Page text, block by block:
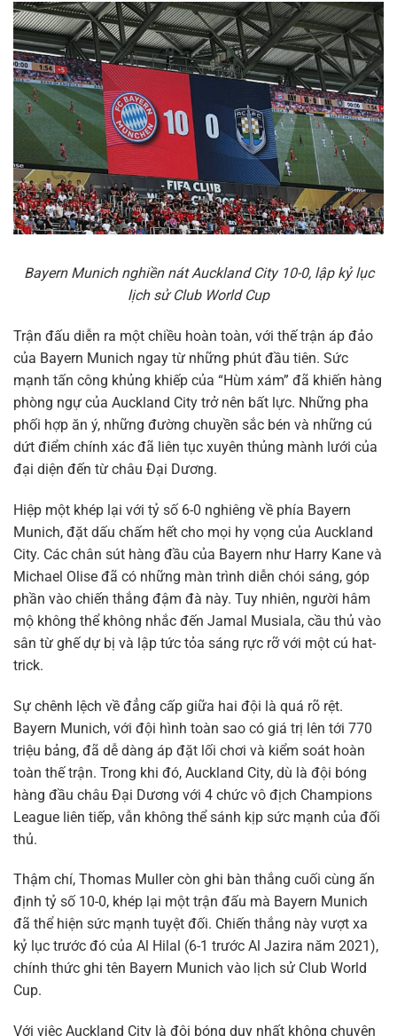
Bayern Munich nghiền nát Auckland City 10-0, lập kỷ lục
lịch sử Club World Cup
Trận đấu diễn ra một chiều hoàn toàn, với thế trận áp đảo
của Bayern Munich ngay từ những phút đầu tiên. Sức
mạnh tấn công khủng khiếp của “Hùm xám” đã khiến hàng
phòng ngự của Auckland City trở nên bất lực. Những pha
phối hợp ăn ý, những đường chuyền sắc bén và những cú
dứt điểm chính xác đã liên tục xuyên thủng mành lưới của
đại diện đến từ châu Đại Dương.
Hiệp một khép lại với tỷ số 6-0 nghiêng về phía Bayern
Munich, đặt dấu chấm hết cho mọi hy vọng của Auckland
City. Các chân sút hàng đầu của Bayern như Harry Kane và
Michael Olise đã có những màn trình diễn chói sáng, góp
phần vào chiến thắng đậm đà này. Tuy nhiên, người hâm
mộ không thể không nhắc đến Jamal Musiala, cầu thủ vào
sân từ ghế dự bị và lập tức tỏa sáng rực rỡ với một cú hat-
trick.
Sự chênh lệch về đẳng cấp giữa hai đội là quá rõ rệt.
Bayern Munich, với đội hình toàn sao có giá trị lên tới 770
triệu bảng, đã dễ dàng áp đặt lối chơi và kiểm soát hoàn
toàn thế trận. Trong khi đó, Auckland City, dù là đội bóng
hàng đầu châu Đại Dương với 4 chức vô địch Champions
League liên tiếp, vẫn không thể sánh kịp sức mạnh của đối
thủ.
Thậm chí, Thomas Muller còn ghi bàn thắng cuối cùng ấn
định tỷ số 10-0, khép lại một trận đấu mà Bayern Munich
đã thể hiện sức mạnh tuyệt đối. Chiến thắng này vượt xa
kỷ lục trước đó của Al Hilal (6-1 trước Al Jazira năm 2021),
chính thức ghi tên Bayern Munich vào lịch sử Club World
Cup.
Với việc Auckland City là đội bóng duy nhất không chuyên